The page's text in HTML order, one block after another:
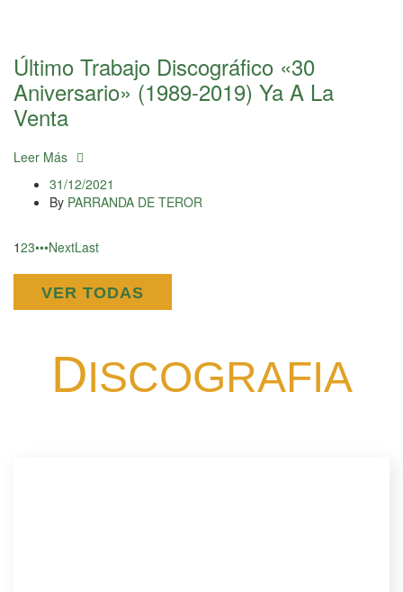
Último Trabajo Discográfico «30
Aniversario» (1989-2019) Ya A La
Venta
Leer Más
31/12/2021
By PARRANDA DE TEROR
123•••NextLast
VER TODAS
DISCOGRAFIA